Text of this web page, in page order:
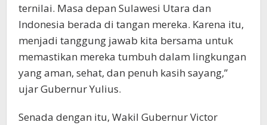
ternilai. Masa depan Sulawesi Utara dan
Indonesia berada di tangan mereka. Karena itu,
menjadi tanggung jawab kita bersama untuk
memastikan mereka tumbuh dalam lingkungan
yang aman, sehat, dan penuh kasih sayang,”
ujar Gubernur Yulius.
Senada dengan itu, Wakil Gubernur Victor